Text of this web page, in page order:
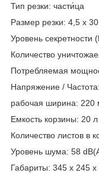
Тип резки: части́ца
Размер резки: 4,5 x
Уровень секретности
Количество
Потребляемая
Напряжение /
рабочая ширина: 220
Емкость корзины: 20 л
Количество листов в
Уровень шума: 58
Габариты: 345 x 245